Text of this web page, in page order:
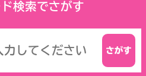
検索でさがす